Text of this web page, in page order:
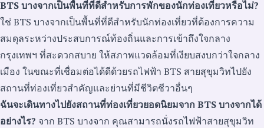
BTS บางจากเป็นพื้นที่ที่ดีสำหรับการพักของนักท่องเที่ยวหรือไม่?
ใช่ BTS บางจากเป็นพื้นที่ที่ดีสำหรับนักท่องเที่ยวที่ต้องการความ
สมดุลระหว่างประสบการณ์ท้องถิ่นและการเข้าถึงใจกลาง
กรุงเทพฯ ที่สะดวกสบาย ให้สภาพแวดล้อมที่เงียบสงบกว่าใจกลาง
เมือง ในขณะที่เชื่อมต่อได้ดีด้วยรถไฟฟ้า BTS สายสุขุมวิทไปยัง
สถานที่ท่องเที่ยวสำคัญและย่านที่มีชีวิตชีวาอื่นๆ
ฉันจะเดินทางไปยังสถานที่ท่องเที่ยวยอดนิยมจาก BTS บางจากได้
อย่างไร? จาก BTS บางจาก คุณสามารถนั่งรถไฟฟ้าสายสุขุมวิท